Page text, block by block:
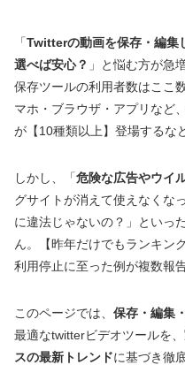
「Twitterの動画を保存・編集
選べば安心？ 」と悩む方が急
保存ツールの利用者数はここ
マホ・ブラウザ・アプリなど
が【10種類以上】登場するな
しかし、「危険な広告やウイ
グサイトが消えて使えなくな
に違法じゃないの？」といっ
ん。【昨年だけでもランキン
利用停止に至った例が複数報
このページでは、 保存・編集
最適なtwitterビデオツールを、
スの最新トレンドに基づき徹